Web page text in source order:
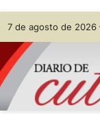
Saltar
al
contenido
Skip
to
content
7 de agosto de 2026